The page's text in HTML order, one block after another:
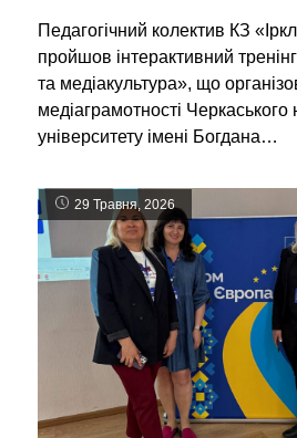
Педагогічний колектив КЗ
пройшов інтерактивний
та медіакультура», що
медіаграмотності Черкаського
університету імені Богдана…
29 Травня, 2026